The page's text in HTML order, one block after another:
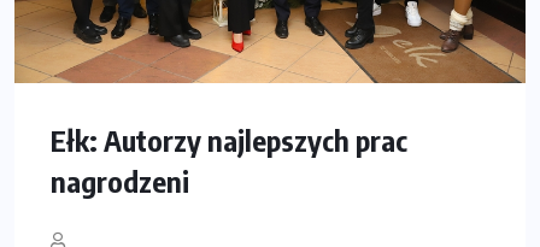
Ełk: Autorzy najlepszych prac
nagrodzeni